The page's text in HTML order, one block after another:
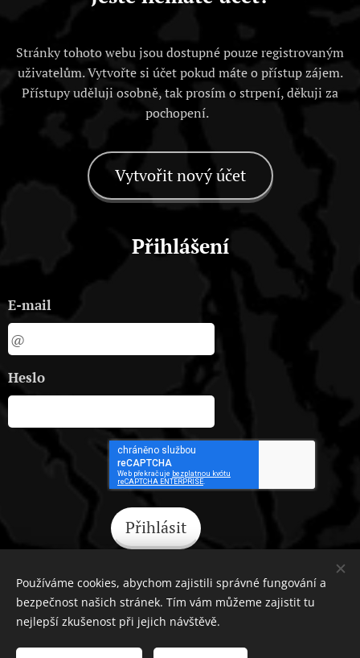
Stránky tohoto webu jsou dostupné pouze registrovaným
uživatelům. Vytvořte si účet pokud máte o přístup zájem.
Přístupy uděluji osobně, tak prosím o strpení, děkuji za
pochopení.
Vytvořit nový účet
Přihlášení
E-mail
Heslo
Přihlásit
Zapomněli jste heslo?
Používáme cookies, abychom zajistili správné fungování a
bezpečnost našich stránek. Tím vám můžeme zajistit tu
nejlepší zkušenost při jejich návštěvě.